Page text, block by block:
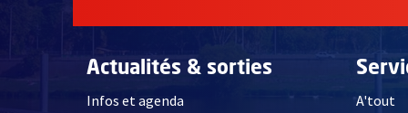
Actualités & sorties
Infos et agenda
A'tout